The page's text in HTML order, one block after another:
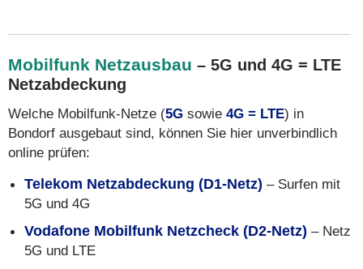
Mobilfunk Netzausbau – 5G und 4G = LTE
Netzabdeckung
Welche Mobilfunk-Netze (5G sowie 4G = LTE) in
Bondorf ausgebaut sind, können Sie hier unverbindlich
online prüfen:
Telekom Netzabdeckung (D1-Netz) – Surfen mit
5G und 4G
Vodafone Mobilfunk Netzcheck (D2-Netz) – Netz
5G und LTE